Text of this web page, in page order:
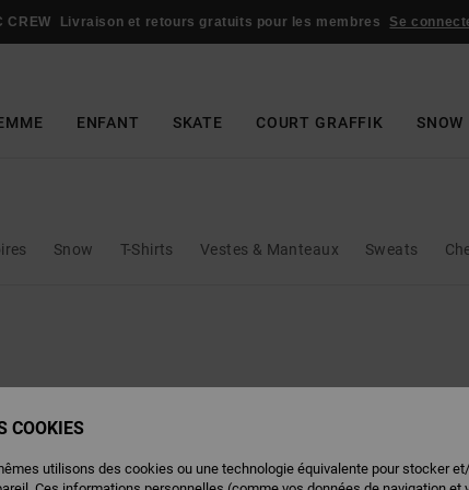
CREW Livraison et retours gratuits pour les membres Se
ENFANT SKATE COURT GRAFFIK SNOW
Snow T-Shirts Vestes & Manteaux Sweats
COOKIES
utilisons des cookies ou une technologie équivalente pour stocker